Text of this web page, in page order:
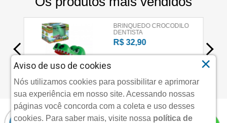
Aviso de uso de cookies
Nós utilizamos cookies para possibilitar e aprimorar
sua experiência em nosso site. Acessando nossas
páginas você concorda com a coleta e uso desses
cookies. Para saber mais, visite nossa política de
×